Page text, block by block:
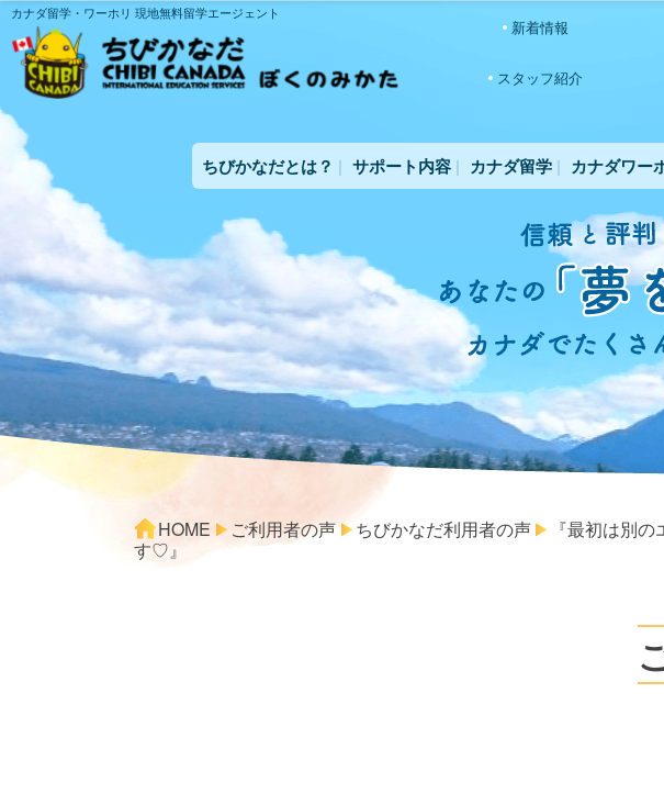
カナダ留学・ワーホリ 現地無料留学エージェント
新着情報
スタッフ紹介
ちびかなだとは？ サポート内容 カナダ留学 カナダワー
HOME ご利用者の声 ちびかなだ利用者の声
『最初は別
す♡』